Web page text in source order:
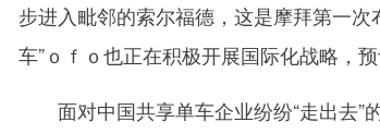
步进入毗邻的索尔福德，这是摩拜第一
车”ｏｆｏ也正在积极开展国际化战略，
面对中国共享单车企业纷纷“走出去”